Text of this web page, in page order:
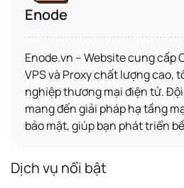
Enode
Enode.vn – Websitecung cấp
VPSvà Proxychất lượng cao,
nghiệp thương mại điện tử.
mang đến giải pháp hạ tầng
bảo mật, giúp bạn phát triển
Dịch vụ nổi bật